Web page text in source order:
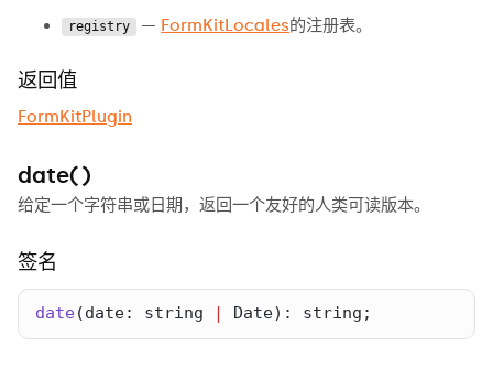
registry — FormKitLocales的注册表。
返回值
FormKitPlugin
date()
给定一个字符串或日期，返回一个友好的人类可读版本。
签名
date(date: string | Date): string ;